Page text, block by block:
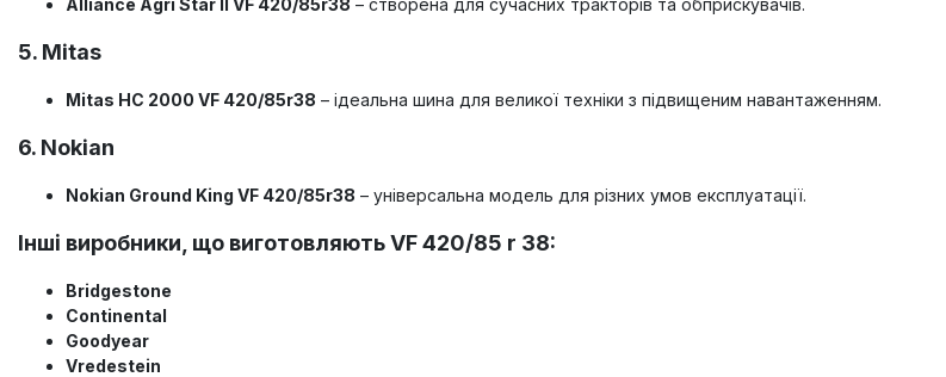
Alliance Agri Star II VF 420/85r38 – створена для сучасних тракторів та обприскувачів.
5. Mitas
Mitas HC 2000 VF 420/85r38 – ідеальна шина для великої техніки з підвищеним навантаженням.
6. Nokian
Nokian Ground King VF 420/85r38 – універсальна модель для різних умов експлуатації.
Інші виробники, що виготовляють VF 420/85 r 38:
Bridgestone
Continental
Goodyear
Vredestein